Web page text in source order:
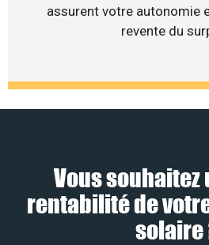
assurent votre autonomie
revente du
Vous souhaitez
rentabilité de
solaire